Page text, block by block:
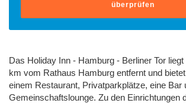
überprüfen
Das Holiday Inn - Hamburg - Berliner Tor
km vom Rathaus Hamburg entfernt und
einem Restaurant, Privatparkplätze, eine Bar
Gemeinschaftslounge. Zu den Einrichtungen